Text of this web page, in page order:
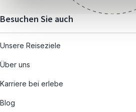
Besuchen Sie auch
Unsere Reiseziele
Über uns
Karriere bei erlebe
Blog